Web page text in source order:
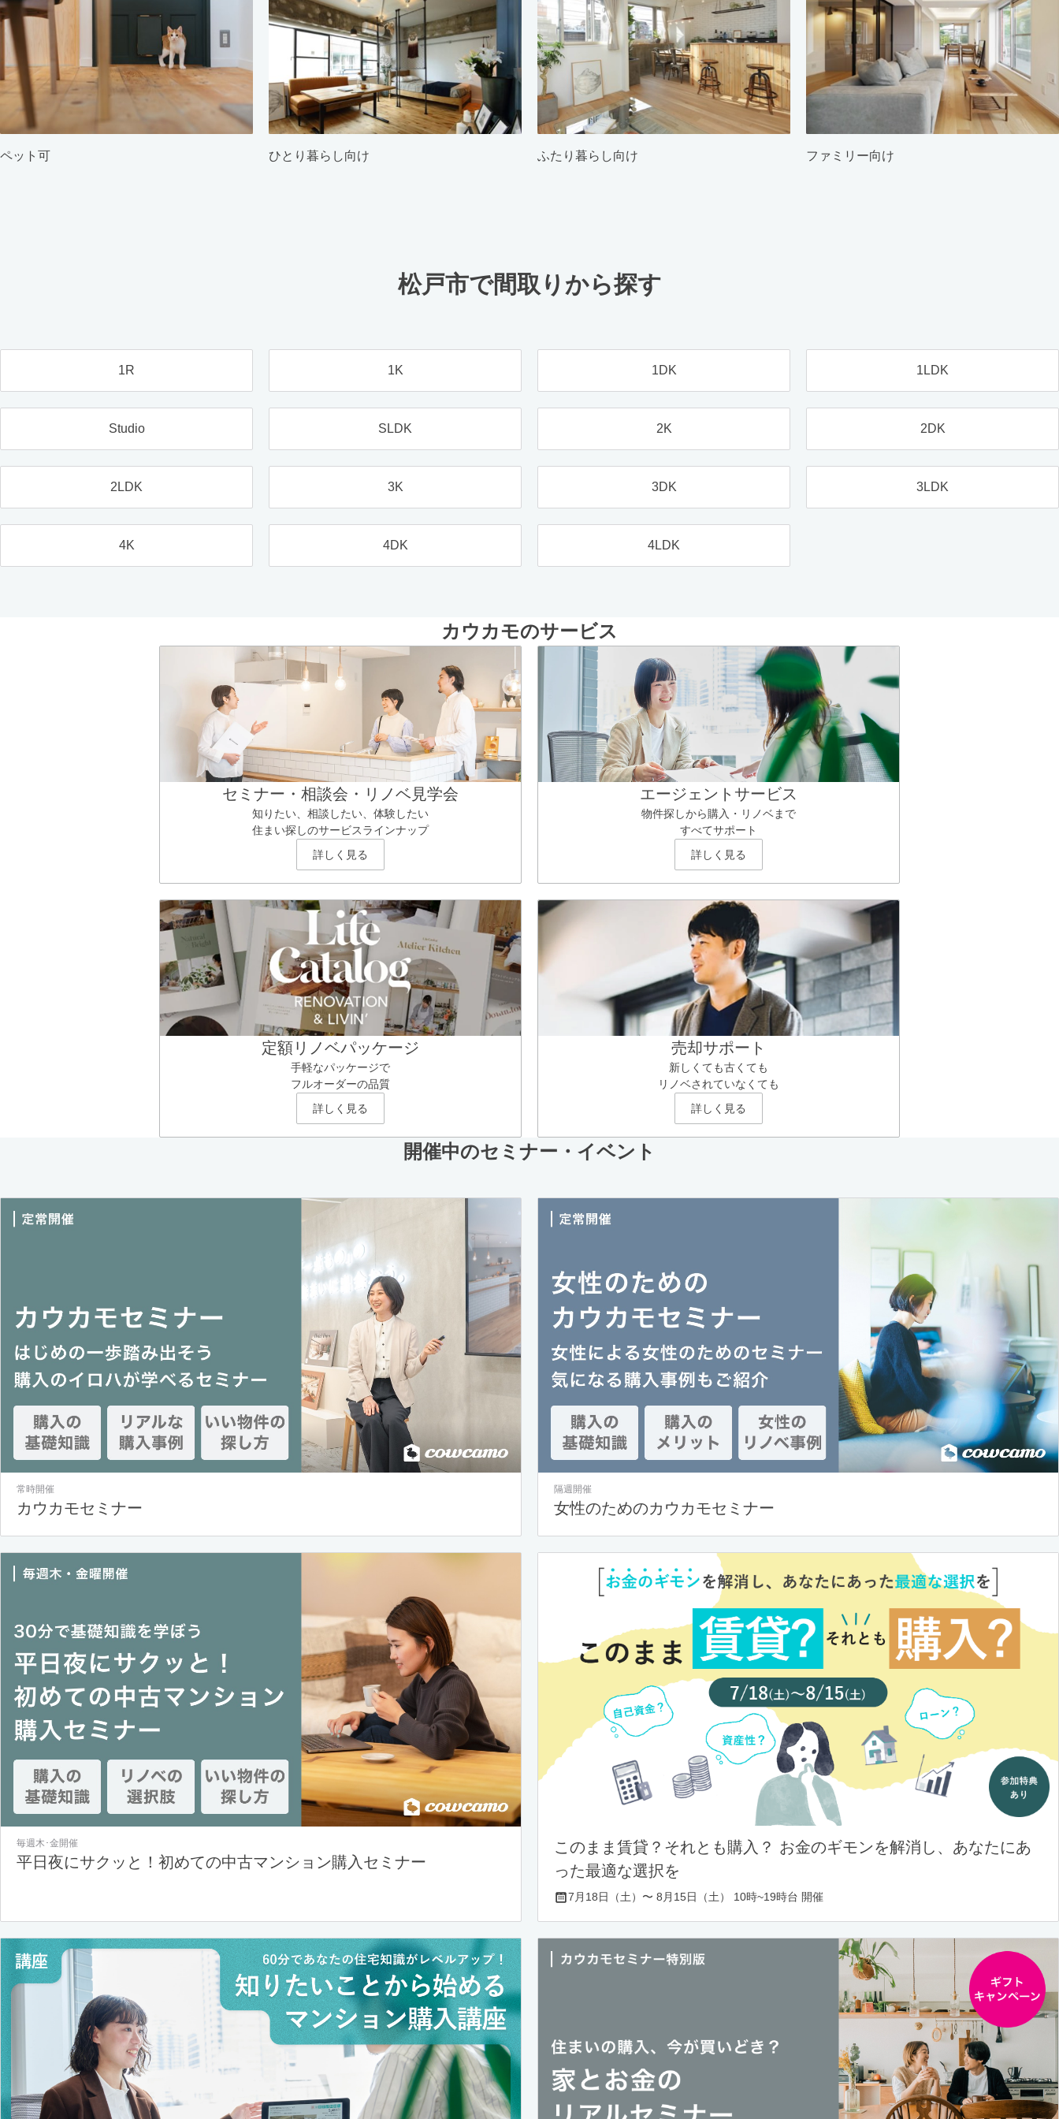
ペット可 ひとり暮らし向け ふたり暮らし向け ファミリー向け
松戸市で間取りから探す
1R 1K 1DK 1LDK
Studio SLDK 2K 2DK
2LDK 3K 3DK 3LDK
4K 4DK 4LDK
カウカモのサービス
セミナー・相談会・リノベ見学会
知りたい、相談したい、体験したい
住まい探しのサービスラインナップ
詳しく見る
エージェントサービス
物件探しから購入・リノベまで
すべてサポート
詳しく見る
定額リノベパッケージ
手軽なパッケージで
フルオーダーの品質
詳しく見る
売却サポート
新しくても古くても
リノベされていなくても
詳しく見る
開催中のセミナー・イベント
常時開催
カウカモセミナー
隔週開催
女性のためのカウカモセミナー
毎週木･金開催
平日夜にサクッと！初めての中古マンション購入セミナー
このまま賃貸？それとも購入？ お金のギモンを解消し、あなたにあ
った最適な選択を
7月18日（土）〜 8月15日（土） 10時~19時台 開催